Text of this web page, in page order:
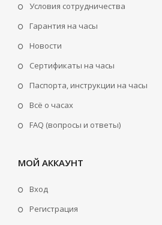
Условия сотрудничества
Гарантия на часы
Новости
Сертификаты на часы
Паспорта, инструкции на часы
Всё о часах
FAQ (вопросы и ответы)
МОЙ АККАУНТ
Вход
Регистрация